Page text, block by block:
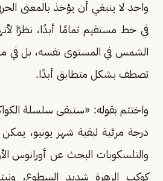
واحد لا ينبغي أن يؤخذ بالمعنى
في خط مستقيم تمامًا أبدًا، نظرًا
الشمس في المستوى نفسه، بل في
تصطف بشكل متطابق أبدًا.
درجة مرئية لبقية شهر يونيو،
والتلسكوبات البحث عن أورانوس
كوكب الزهرة شديد السطوع،